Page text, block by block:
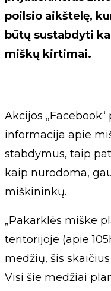
poilsio aikštelę,
būtų sustabdyti
miškų kirtimai.
Akcijos
informacija apie
stabdymus, taip
kaip nurodoma,
miškininkų.
„Pakarklės miške
teritorijoje (apie
medžių, šis
Visi šie medžiai